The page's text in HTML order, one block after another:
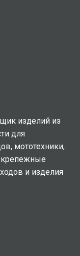
изделий из
для
мототехники,
крепежные
и изделия